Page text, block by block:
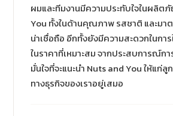
ผมและทีมงานมีความประทับใจในผลิต
You ทั้งในด้านคุณภาพ รสชาติ และมา
น่าเชื่อถือ อีกทั้งยังมีความสะดวกในกา
ในราคาที่เหมาะสม จากประสบการณ์กา
มั่นใจที่จะแนะนำ Nuts and You ให้แก่
ทางธุรกิจของเราอยู่เสมอ